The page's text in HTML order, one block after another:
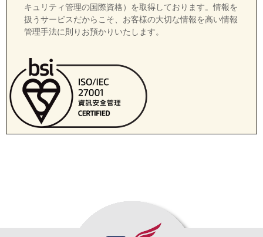
キュリティ管理の国際資格）を取得しております。情報を
扱うサービスだからこそ、お客様の大切な情報を高い情報
管理手法に則りお預かりいたします。